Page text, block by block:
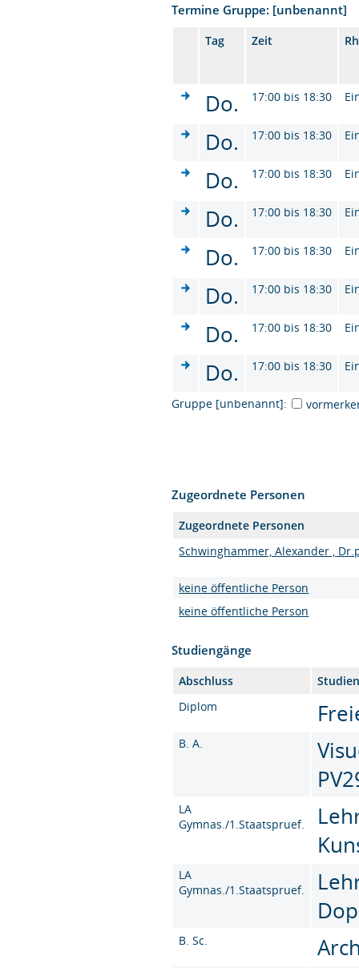
Termine Gruppe: [unbenannt]
Tag Zeit
Do. 17:00 bis 18:30
Do. 17:00 bis 18:30
Do. 17:00 bis 18:30
Do. 17:00 bis 18:30
Do. 17:00 bis 18:30
Do. 17:00 bis 18:30
Do. 17:00 bis 18:30
Do. 17:00 bis 18:30
Gruppe [unbenannt]:
Zugeordnete Personen
Zugeordnete Personen
Schwinghammer, Alexander ,
keine öffentliche Person
keine öffentliche Person
Studiengänge
Abschluss
Diplom
B. A.
LA
Gymnas./1.Staatspruef.
LA
Gymnas./1.Staatspruef.
B. Sc.